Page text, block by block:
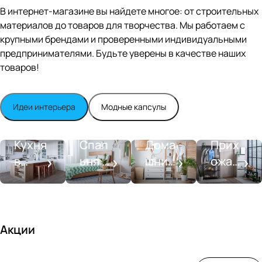
n
Whit
e
satin
В интернет-магазине вы найдете многое: от строительных
материалов до товаров для творчества. Мы работаем с
крупными брендами и проверенными индивидуальными
предпринимателями. Будьте уверены в качестве наших
товаров!
Идеи интерьера Модные капсулы
Кухня
в
стиле
Спал
ьня в
совре
Дома
шний
SPA-
Прих
ожая
со
Акции